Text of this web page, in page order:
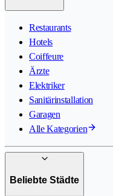
Restaurants
Hotels
Coiffeure
Ärzte
Elektriker
Sanitärinstallation
Garagen
Alle Kategorien
Beliebte Städte